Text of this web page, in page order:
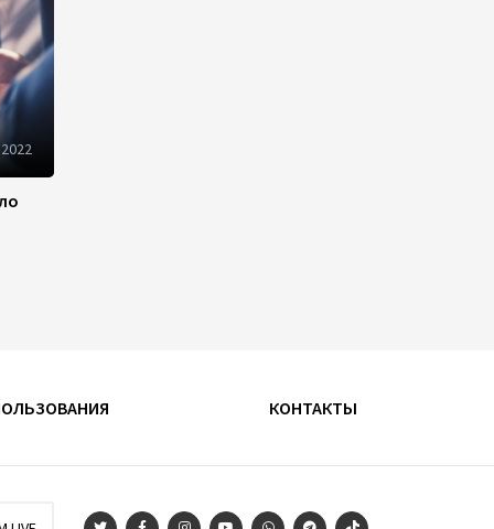
5 августа 2026
раскритиковал позицию
КОНТАКТЫ